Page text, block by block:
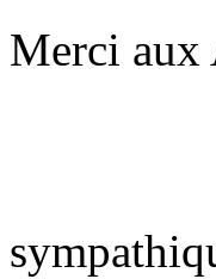
Merci aux